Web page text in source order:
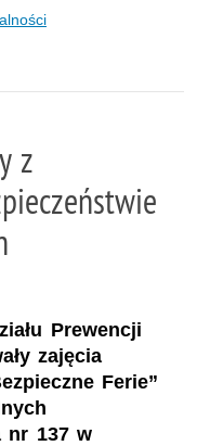
z
Prewencji
zajęcia
Ferie”
nr 137 w